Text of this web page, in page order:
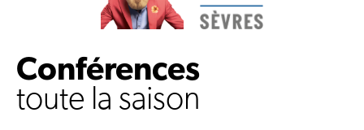
Conférences
toute la saison